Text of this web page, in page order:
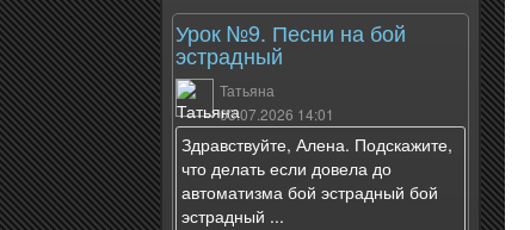
Урок №9. Песни на бой
эстрадный
Татьяна
03.07.2026 14:01
Здравствуйте, Алена. Подскажите,
что делать если довела до
автоматизма бой эстрадный бой
эстрадный ...